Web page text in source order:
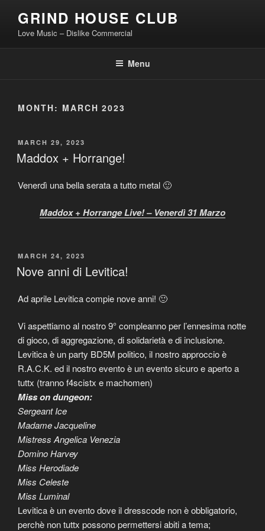
content
GRIND HOUSE CLUB
Love Music – Dislike Commercial
Menu
MONTH: MARCH 2023
POSTED
ON
MARCH 29, 2023
Maddox + Horrange!
Venerdì una bella serata a tutto metal 🙂
Maddox + Horrange Live! – Venerdì 31 Marzo
POSTED
ON
MARCH 24, 2023
Nove anni di Levitica!
Ad aprile Levitica compie nove anni! 🙂
Vi aspettiamo al nostro 9° compleanno per l’ennesima notte
di gioco, di aggregazione, di solidarietà e di inclusione.
Levitica è un party BD5M politico, il nostro approccio è
R.A.C.K. ed il nostro evento è un evento sicuro e aperto a
tuttx (tranno f4scistx e machomen)
Miss on dungeon:
Sergeant Ice
Madame Jacqueline
Mistress Angelica Venezia
Domino Harvey
Miss Herodiade
Miss Celeste
Miss Luminal
Levitica è un evento dove il dresscode non è obbligatorio,
perchè non tuttx possono permettersi abiti a tema;